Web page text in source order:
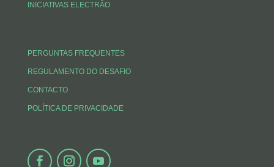
INICIATIVAS ELECTRÃO
PERGUNTAS FREQUENTES
REGULAMENTO DO DESAFIO
CONTACTO
POLÍTICA DE PRIVACIDADE